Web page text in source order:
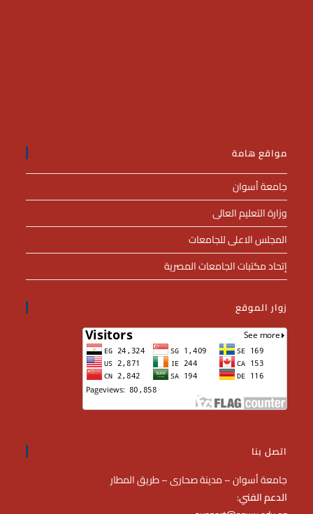
مواقع هامة
جامعة أسوان
وزارة التعليم العالى
المجلس الاعلى للجامعات
إتحاد مكتبات الجامعات المصرية
زوار الموقع
اتصل بنا
جامعة أسوان – مدينة صحارى – طريق المطار
:الدعم الفني